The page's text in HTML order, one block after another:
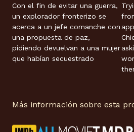
Con el fin de evitar una guerra,
un explorador fronterizo se
acerca a un jefe comanche con
una propuesta de paz,
pidiendo devuelvan a una mujer
que habían secuestrado
Más información sobre esta